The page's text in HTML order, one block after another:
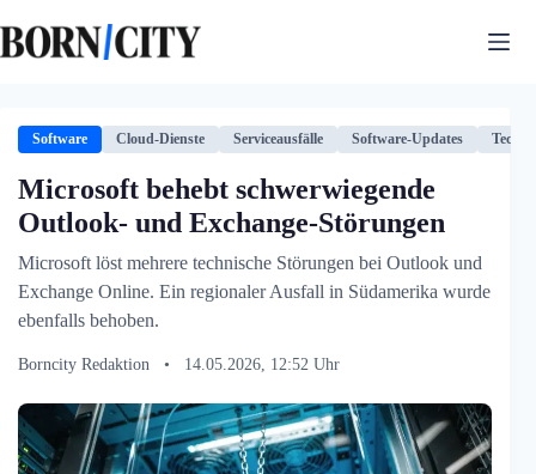
Inhalt
springen
Software Cloud-Dienste Serviceausfälle Software-Updates
Microsoft behebt schwerwiegende
Outlook- und Exchange-Störungen
Microsoft löst mehrere technische Störungen bei Outlook und
Exchange Online. Ein regionaler Ausfall in Südamerika wurde
ebenfalls behoben.
Borncity Redaktion • 14.05.2026, 12:52 Uhr